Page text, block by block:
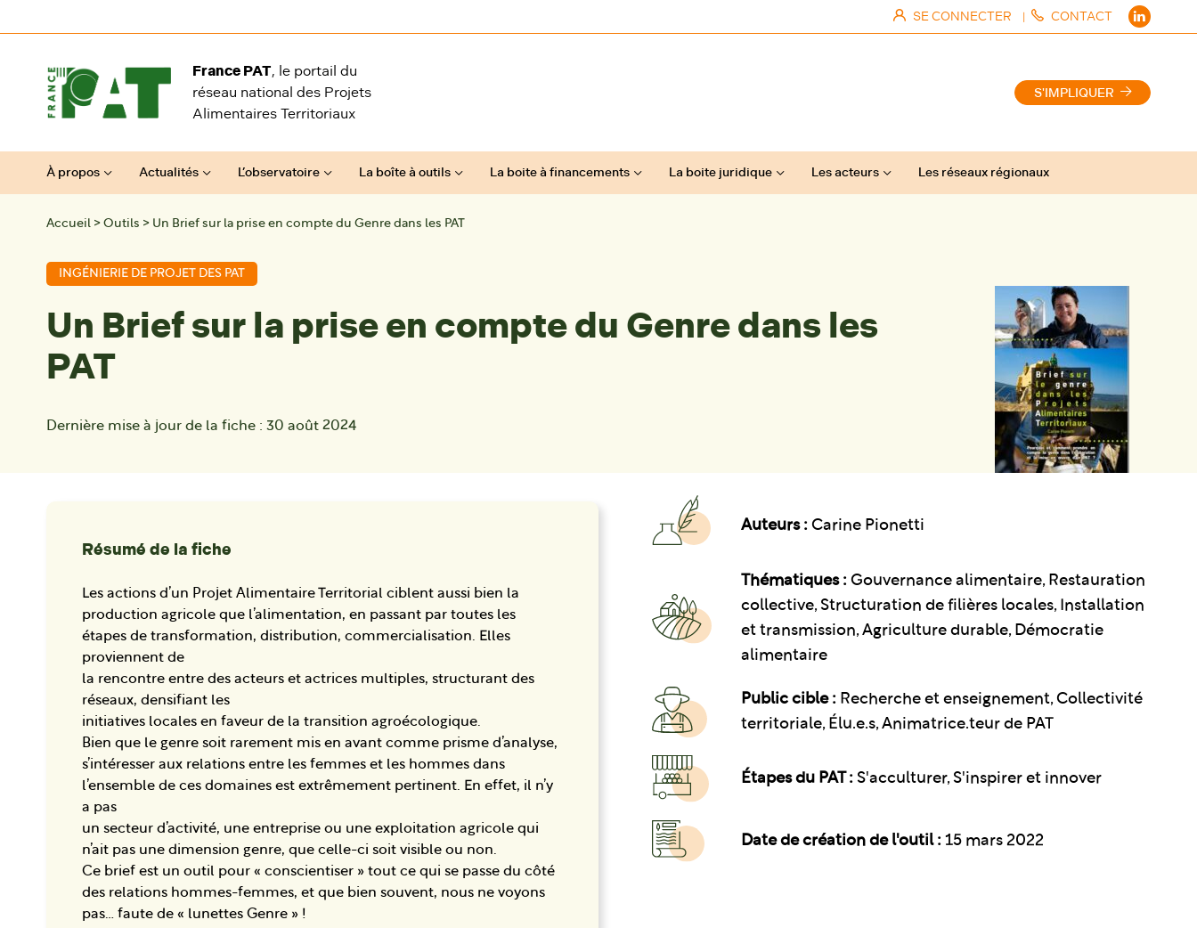
SE CONNECTER | CONTACT
France PAT, le portail du
réseau national des Projets
Alimentaires Territoriaux
S'IMPLIQUER
À propos Actualités L’observatoire La boîte à outils La boite à financements La boite juridique Les acteurs Les réseaux régionaux
Accueil > Outils > Un Brief sur la prise en compte du Genre dans les PAT
INGÉNIERIE DE PROJET DES PAT
Un Brief sur la prise en compte du Genre dans les
PAT
Dernière mise à jour de la fiche : 30 août 2024
Résumé de la fiche
Les actions d’un Projet Alimentaire Territorial ciblent aussi bien la
production agricole que l’alimentation, en passant par toutes les
étapes de transformation, distribution, commercialisation. Elles
proviennent de
la rencontre entre des acteurs et actrices multiples, structurant des
réseaux, densifiant les
initiatives locales en faveur de la transition agroécologique.
Bien que le genre soit rarement mis en avant comme prisme d’analyse,
s’intéresser aux relations entre les femmes et les hommes dans
l’ensemble de ces domaines est extrêmement pertinent. En effet, il n’y
a pas
un secteur d’activité, une entreprise ou une exploitation agricole qui
n’ait pas une dimension genre, que celle-ci soit visible ou non.
Ce brief est un outil pour « conscientiser » tout ce qui se passe du côté
des relations hommes-femmes, et que bien souvent, nous ne voyons
pas… faute de « lunettes Genre » !
Auteurs : Carine Pionetti
Thématiques : Gouvernance alimentaire Restauration
collective Structuration de filières locales Installation
et transmission Agriculture durable Démocratie
alimentaire
Public cible : Recherche et enseignement, Collectivité
territoriale, Élu.e.s, Animatrice.teur de PAT
Étapes du PAT : S'acculturer, S'inspirer et innover
Date de création de l'outil : 15 mars 2022